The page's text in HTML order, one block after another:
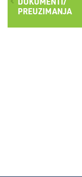
PREUZIMANJA